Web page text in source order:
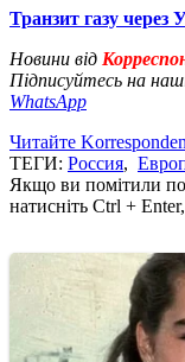
Транзит газу через
Новини від
Підписуйтесь на
WhatsApp
Читайте
ТЕГИ: Россия,
Якщо ви помітили
натисніть Ctrl +